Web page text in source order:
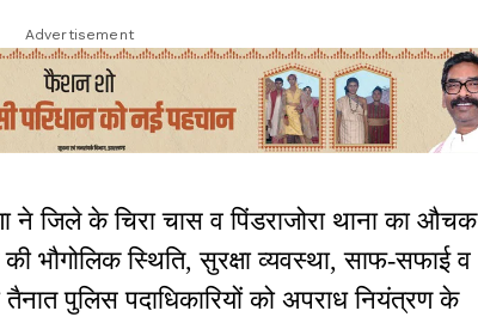
Advertisement
ने जिले के चिरा चास व पिंडराजोरा थाना का औचक
की भौगोलिक स्थिति, सुरक्षा व्यवस्था, साफ-सफाई व
तैनात पुलिस पदाधिकारियों को अपराध नियंत्रण के